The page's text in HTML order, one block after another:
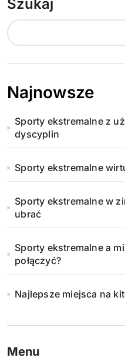
Szukaj
Najnowsze
Sporty ekstremalne z
dyscyplin
Sporty ekstremalne
Sporty ekstremalne w
ubrać
Sporty ekstremalne a
połączyć?
Najlepsze miejsca na
Menu